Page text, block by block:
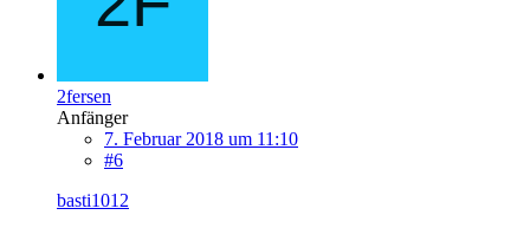
2fersen
Anfänger
7. Februar 2018 um 11:10
#6
basti1012